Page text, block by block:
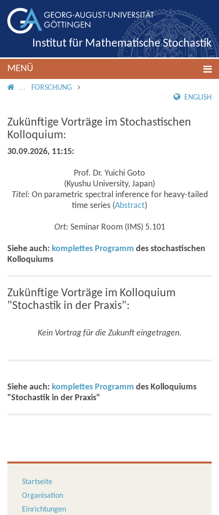
Institut für Mathematische Stochastik
MENÜ
IMS ROOTFORSCHUNG
ENGLISH
Zukünftige Vorträge im Stochastischen
Kolloquium:
30.09.2026, 11:15:
Prof. Dr. Yuichi Goto
(Kyushu University, Japan)
Titel: On parametric spectral inference for heavy-tailed
time series (Abstract)
Ort: Seminar Room (IMS) 5.101
Siehe auch: komplettes Programm des stochastischen
Kolloquiums
Zukünftige Vorträge im Kolloquium
"Stochastik in der Praxis":
Kein Vortrag für die Zukunft eingetragen.
Siehe auch: komplettes Programm des Kolloquiums
"Stochastik in der Praxis"
Startseite
Organisation
Einrichtungen